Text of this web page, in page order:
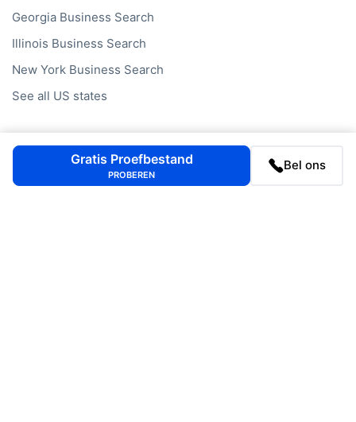
Georgia Business Search
Illinois Business Search
New York Business Search
See all US states
We strive for accuracy but cannot guarantee the accuracy,
Gratis Proefbestand
PROBEREN
Bel ons